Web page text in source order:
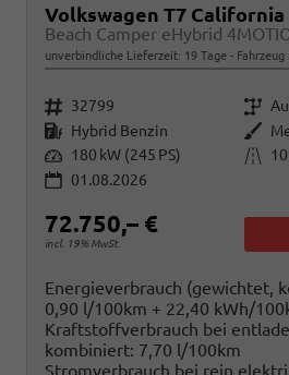
Volkswagen T7 California
Beach Camper eHybrid
unverbindliche Lieferzeit: 19 Tage
Fahrzeugnr. 32799 Getriebe
Kraftstoff Hybrid Benzin Außenfarbe
Leistung 180 kW (245 PS) Kilometerstand
01.08.2026
72.750,– €
incl. 19% MwSt.
Energieverbrauch (gewichtet,
0,90 l/100km + 22,40 kWh/
Kraftstoffverbrauch bei
kombiniert: 7,70 l/100km
Stromverbrauch bei rein